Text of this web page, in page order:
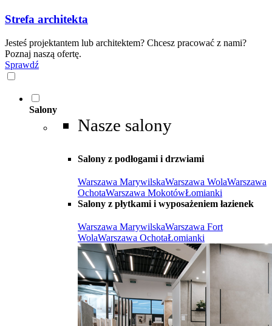
Strefa architekta
Jesteś projektantem lub architektem? Chcesz pracować z nami?
Poznaj naszą ofertę.
Sprawdź
Salony
Nasze salony
Salony z podłogami i drzwiami
Warszawa MarywilskaWarszawa WolaWarszawa
OchotaWarszawa MokotówŁomianki
Salony z płytkami i wyposażeniem łazienek
Warszawa MarywilskaWarszawa Fort
WolaWarszawa OchotaŁomianki